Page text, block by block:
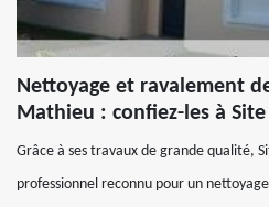
Nettoyage et ravalement
Mathieu : confiez-les à
Grâce à ses travaux de grande qualité,
professionnel reconnu pour un